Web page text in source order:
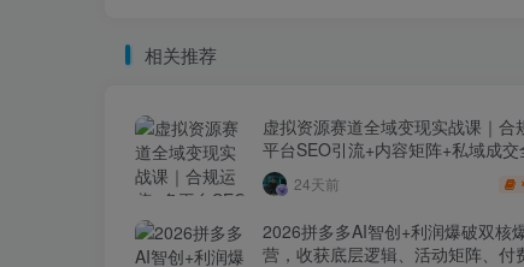
相关推荐
虚拟资源赛道全域变现实战课｜合
平台SEO引流+内容矩阵+私域成交
玩法
24天前
2026拼多多AI智创+利润爆破双核
营，收获底层逻辑、活动矩阵、付